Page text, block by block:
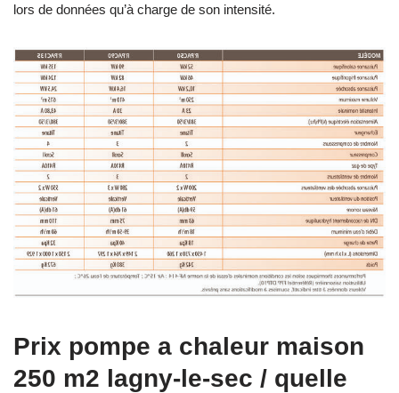
lors de données qu’à charge de son intensité.
Prix pompe a chaleur maison
250 m2 lagny-le-sec / quelle